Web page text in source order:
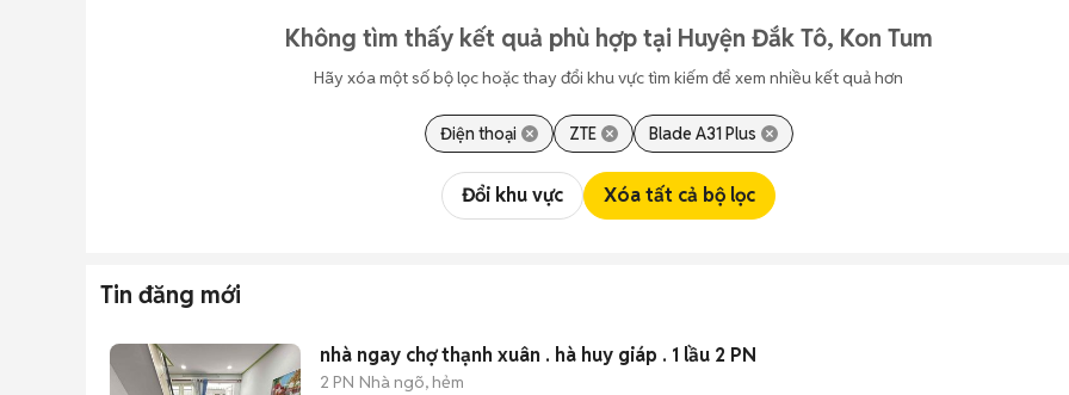
Không tìm thấy kết quả phù hợp tại Huyện Đắk Tô, Kon Tum
Hãy xóa một số bộ lọc hoặc thay đổi khu vực tìm kiếm để xem nhiều kết quả hơn
Điện thoại ZTE Blade A31 Plus
Đổi khu vực Xóa tất cả bộ lọc
Tin đăng mới
nhà ngay chợ thạnh xuân . hà huy giáp . 1 lầu 2 PN
2 PN Nhà ngõ, hẻm